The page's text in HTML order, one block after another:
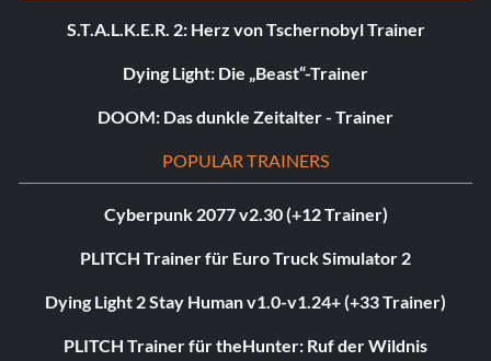
S.T.A.L.K.E.R. 2: Herz von Tschernobyl Trainer
Dying Light: Die „Beast“-Trainer
DOOM: Das dunkle Zeitalter - Trainer
POPULAR TRAINERS
Cyberpunk 2077 v2.30 (+12 Trainer)
PLITCH Trainer für Euro Truck Simulator 2
Dying Light 2 Stay Human v1.0-v1.24+ (+33 Trainer)
PLITCH Trainer für theHunter: Ruf der Wildnis